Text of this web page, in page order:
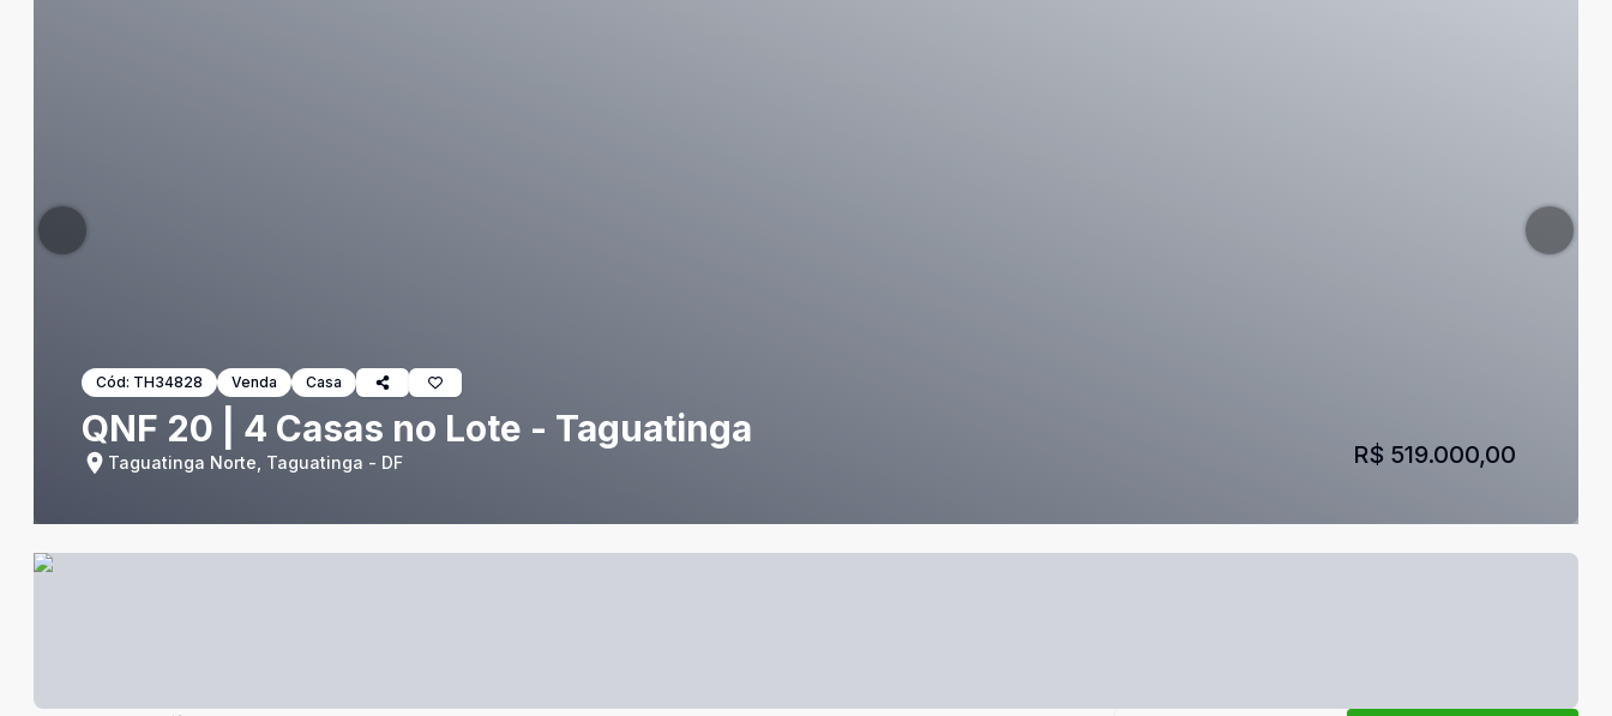
Cód: TH34828 Venda Casa
QNF 20 | 4 Casas no Lote - Taguatinga
Taguatinga Norte, Taguatinga - DF R$ 519.000,00